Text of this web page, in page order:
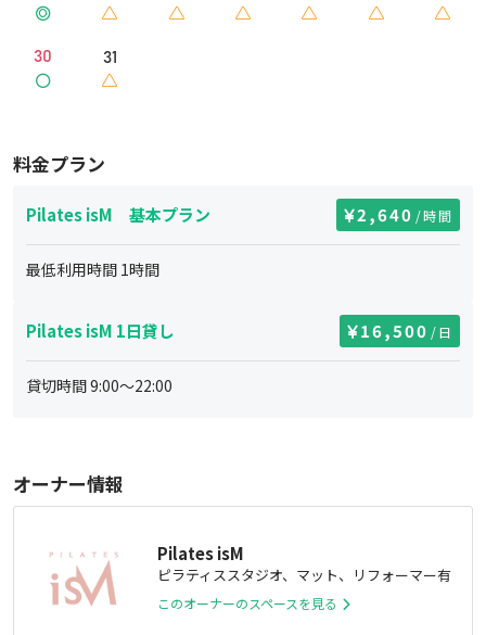
30 31
料金プラン
Pilates isM 基本プラン 2,640 /時間
最低利用時間 1時間
Pilates isM 1日貸し 16,500 /日
貸切時間9:00～22:00
オーナー情報
Pilates isM
ピラティススタジオ、マット、リフォーマー有
このオーナーのスペースを見る